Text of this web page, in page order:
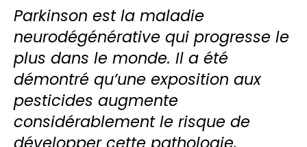
Parkinson est la maladie
neurodégénérative qui progresse le
plus dans le monde. Il a été
démontré qu’une exposition aux
pesticides augmente
considérablement le risque de